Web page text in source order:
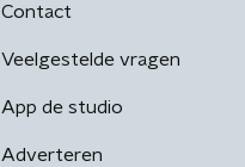
Contact
Veelgestelde vragen
App de studio
Adverteren